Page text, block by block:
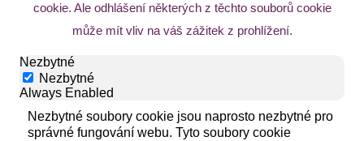
cookie. Ale odhlášení některých z těchto souborů cookie
může mít vliv na váš zážitek z prohlížení.
Nezbytné
Nezbytné
Always Enabled
Nezbytné soubory cookie jsou naprosto nezbytné pro
správné fungování webu. Tyto soubory cookie